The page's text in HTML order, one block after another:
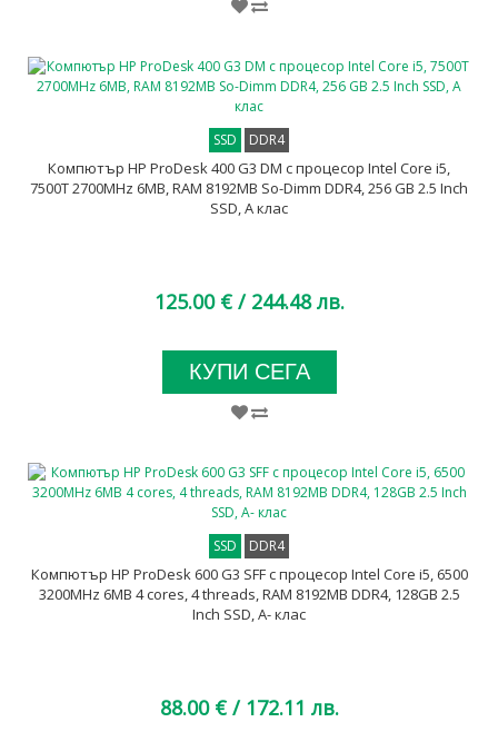
SSD DDR4
Компютър HP ProDesk 400 G3 DM с процесор Intel Core i5,
7500T 2700MHz 6MB, RAM 8192MB So-Dimm DDR4, 256 GB 2.5 Inch
SSD, A клас
125.00 € / 244.48 лв.
КУПИ СЕГА
SSD DDR4
Компютър HP ProDesk 600 G3 SFF с процесор Intel Core i5, 6500
3200MHz 6MB 4 cores, 4 threads, RAM 8192MB DDR4, 128GB 2.5
Inch SSD, A- клас
88.00 € / 172.11 лв.